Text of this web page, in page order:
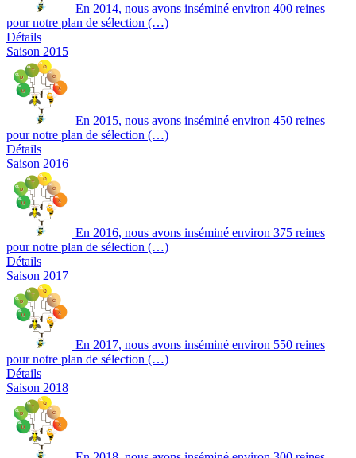
En 2014, nous avons inséminé environ 400 reines
pour notre plan de sélection (…)
Détails
Saison 2015
En 2015, nous avons inséminé environ 450 reines
pour notre plan de sélection (…)
Détails
Saison 2016
En 2016, nous avons inséminé environ 375 reines
pour notre plan de sélection (…)
Détails
Saison 2017
En 2017, nous avons inséminé environ 550 reines
pour notre plan de sélection (…)
Détails
Saison 2018